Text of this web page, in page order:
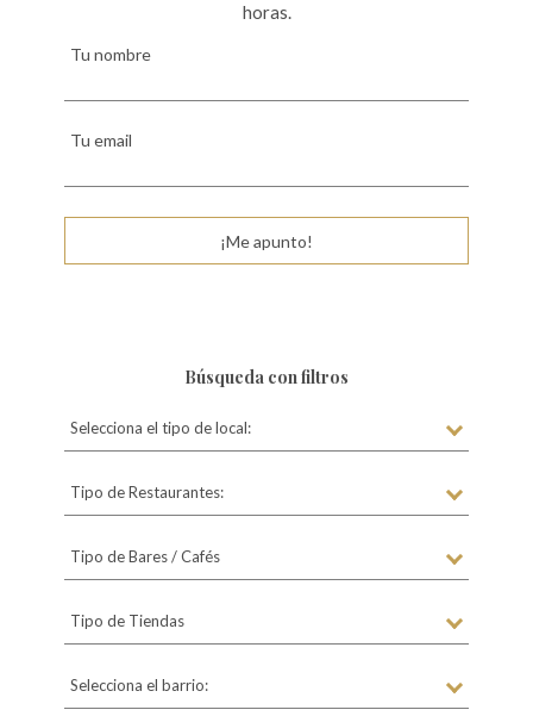
horas.
Tu nombre
Tu email
¡Me apunto!
Búsqueda con filtros
Selecciona el tipo de local:
Tipo de Restaurantes:
Tipo de Bares / Cafés
Tipo de Tiendas
Selecciona el barrio: